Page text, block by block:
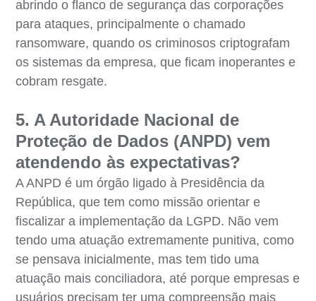
abrindo o flanco de segurança das corporações
para ataques, principalmente o chamado
ransomware, quando os criminosos criptografam
os sistemas da empresa, que ficam inoperantes e
cobram resgate.
5. A Autoridade Nacional de
Proteção de Dados (ANPD) vem
atendendo às expectativas?
A ANPD é um órgão ligado à Presidência da
República, que tem como missão orientar e
fiscalizar a implementação da LGPD. Não vem
tendo uma atuação extremamente punitiva, como
se pensava inicialmente, mas tem tido uma
atuação mais conciliadora, até porque empresas e
usuários precisam ter uma compreensão mais